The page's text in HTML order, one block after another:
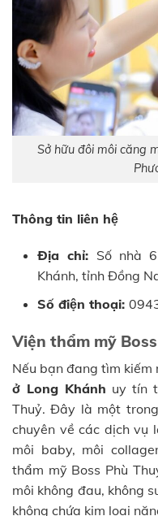
Sở hữu đôi môi căng
Thông tin liên hệ
Địa chỉ: Số nhà
Khánh, tỉnh Đồng
Số điện thoại:
Viện thẩm mỹ
Nếu bạn đang tìm kiếm
ở Long Khánh uy tín
Thuỷ. Đây là một
chuyên về các dịch vụ
môi baby, môi
thẩm mỹ Boss Phù
môi không đau, không
không chứa kim loại